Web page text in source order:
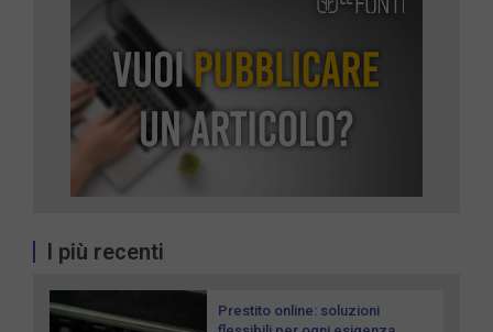
I più recenti
Prestito online: soluzioni